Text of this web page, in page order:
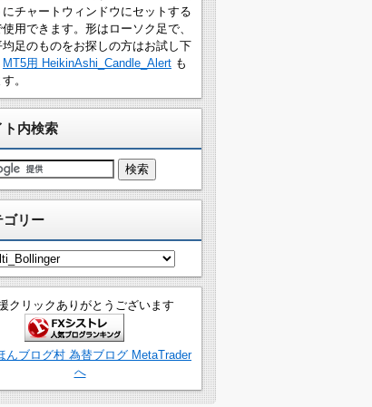
チャートウィンドウにセットする
用できます。形はローソク足で、
均足のものをお探しの方はお試し下
MT5用 HeikinAshi_Candle_Alert も
。
ト内検索
ゴリー
クリックありがとうございます